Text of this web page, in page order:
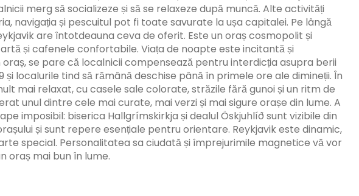
merg să socializeze și să se relaxeze după muncă. Alte activități
navigația și pescuitul pot fi toate savurate la ușa capitalei. Pe lângă
are întotdeauna ceva de oferit. Este un oraș cosmopolit și
și cafenele confortabile. Viața de noapte este incitantă și
se pare că localnicii compensează pentru interdicția asupra berii
și localurile tind să rămână deschise până în primele ore ale dimineții. În
mai relaxat, cu casele sale colorate, străzile fără gunoi și un ritm de
unul dintre cele mai curate, mai verzi și mai sigure orașe din lume. A
imposibil: biserica Hallgrímskirkja și dealul Öskjuhlíð sunt vizibile din
și sunt repere esențiale pentru orientare. Reykjavik este dinamic,
special. Personalitatea sa ciudată și împrejurimile magnetice vă vor
oraș mai bun în lume.